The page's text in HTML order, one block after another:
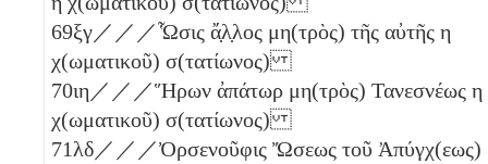
69ξγ／／／Ὧσις ἄ̣λ̣λος μη(τρὸς) τῆς αὐτῆς η
χ(ωματικοῦ) σ(τατίωνος)
70ιη ／／／Ἥρων ἀπάτωρ μη(τρὸς) Τανεσνέως η
χ(ωματικοῦ) σ(τατίωνος)
71λδ／／／Ὀρσενοῦφις Ὤσεως τοῦ Ἀπύγχ(εως)